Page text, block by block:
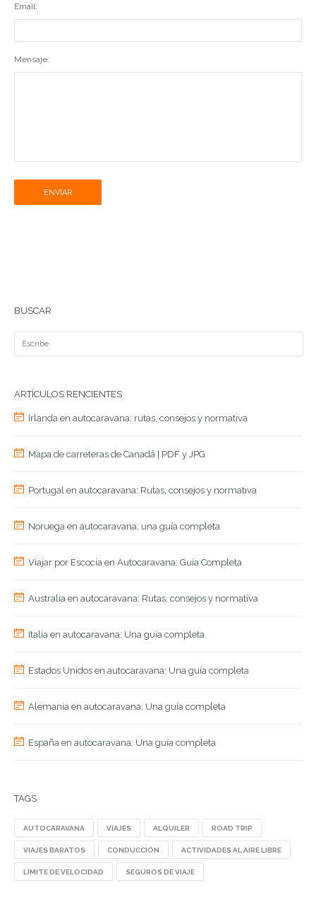
Email:
Mensaje:
ENVIAR
BUSCAR
ARTÍCULOS RENCIENTES
Irlanda en autocaravana: rutas, consejos y normativa
Mapa de carreteras de Canadá | PDF y JPG
Portugal en autocaravana: Rutas, consejos y normativa
Noruega en autocaravana: una guía completa
Viajar por Escocia en Autocaravana: Guía Completa
Australia en autocaravana: Rutas, consejos y normativa
Italia en autocaravana: Una guía completa
Estados Unidos en autocaravana: Una guía completa
Alemania en autocaravana: Una guía completa
España en autocaravana: Una guía completa
TAGS
AUTOCARAVANA VIAJES ALQUILER ROAD TRIP
VIAJES BARATOS CONDUCCIÓN ACTIVIDADES AL AIRE LIBRE
LÍMITE DE VELOCIDAD SEGUROS DE VIAJE